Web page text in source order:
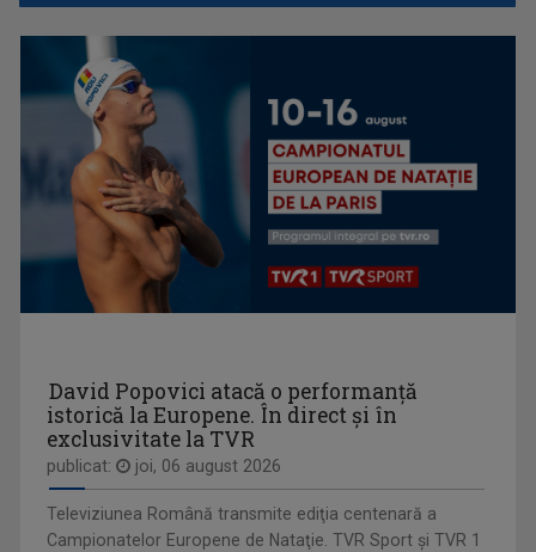
WEEKEND MATINAL
Weekend Matinal este emisiunea care crede că ...
OPRE ROMA
Emisiunea este precum o fereastră deschisă ...
David Popovici atacă o performanţă
istorică la Europene. În direct şi în
exclusivitate la TVR
publicat: joi, 06 august 2026
Televiziunea Română transmite ediţia centenară a
Campionatelor Europene de Nataţie. TVR Sport şi TVR 1